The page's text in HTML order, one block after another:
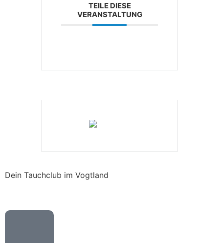
TEILE DIESE
VERANSTALTUNG
Dein Tauchclub im Vogtland